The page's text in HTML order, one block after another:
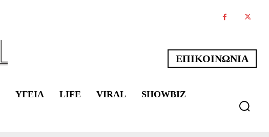
ΕΠΙΚΟΙΝΩΝΙΑ
ΥΓΕΊΑ LIFE VIRAL SHOWBIZ